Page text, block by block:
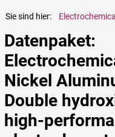
Sie sind hier:
Datenpaket:
Nickel
Double
high-